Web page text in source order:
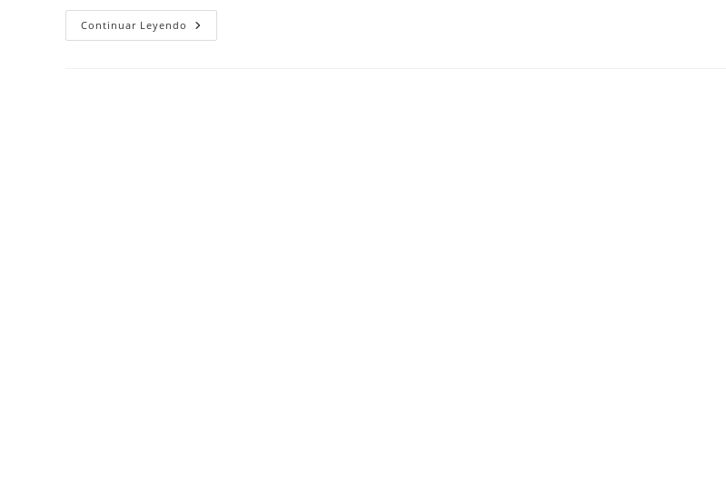
Continuar Leyendo AMIA:
25